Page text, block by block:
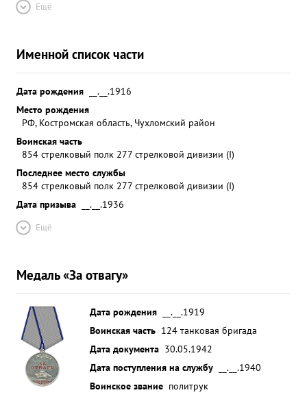
Ещё
Именной список части
Дата рождения
__.__.1916
Место рождения
РФ, Костромская область, Чухломский район
Воинская часть
854 стрелковый полк 277 стрелковой дивизии (I)
Последнее место службы
854 стрелковый полк 277 стрелковой дивизии (I)
Дата призыва
__.__.1936
Ещё
Медаль «За отвагу»
Дата рождения
__.__.1919
Воинская часть 124 танковая бригада
Дата документа 30.05.1942
Дата поступления на службу
__.__.1940
Воинское звание политрук